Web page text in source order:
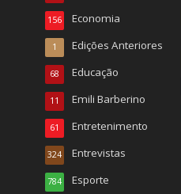
Economia
156
Edições Anteriores
1
Educação
68
Emili Barberino
11
Entretenimento
61
Entrevistas
324
Esporte
784